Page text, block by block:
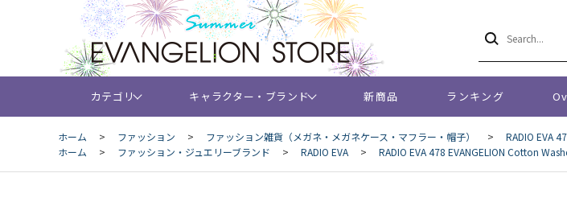
カテゴリ キャラクター・ブランド 新商品 ランキング
ホーム > ファッション > ファッション雑貨（メガネ・メガネケース・マフラー・帽子） >
RADIO EVA
ホーム
> ファッション・ジュエリーブランド > RADIO EVA > RADIO EVA 478 EVANGELION Cotton